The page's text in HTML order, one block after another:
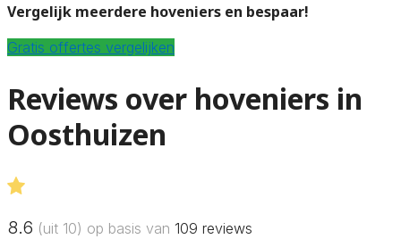
Vergelijk meerdere hoveniers en bespaar!
Gratis offertes vergelijken
Reviews over hoveniers in
Oosthuizen
8.6 (uit 10) op basis van 109 reviews